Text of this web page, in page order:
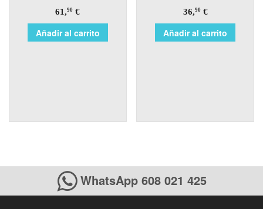
61,90 €
Añadir al carrito
36,90€
Añadir al carrito
WhatsApp 608 021 425